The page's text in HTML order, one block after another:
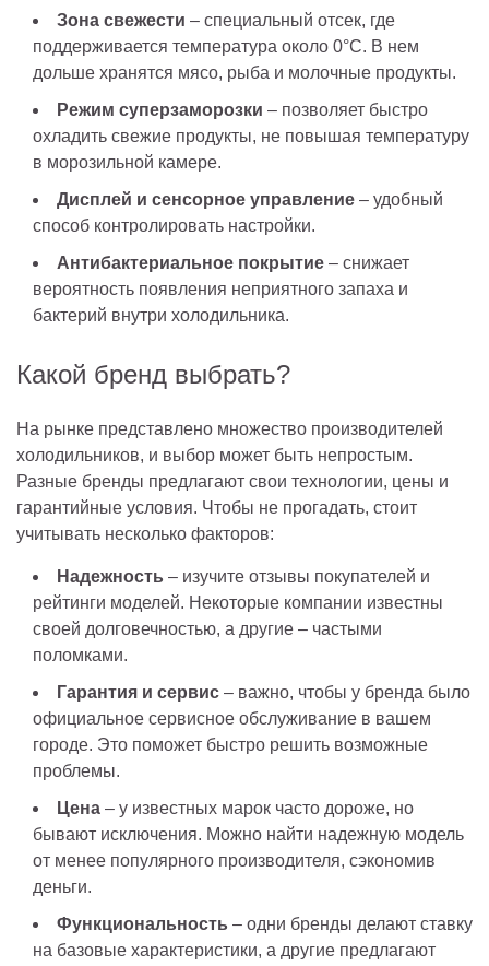
Зона свежести – специальный отсек, где
поддерживается температура около 0°C. В нем
дольше хранятся мясо, рыба и молочные продукты.
Режим суперзаморозки – позволяет быстро
охладить свежие продукты, не повышая температуру
в морозильной камере.
Дисплей и сенсорное управление – удобный
способ контролировать настройки.
Антибактериальное покрытие – снижает
вероятность появления неприятного запаха и
бактерий внутри холодильника.
Какой бренд выбрать?
На рынке представлено множество производителей
холодильников, и выбор может быть непростым.
Разные бренды предлагают свои технологии, цены и
гарантийные условия. Чтобы не прогадать, стоит
учитывать несколько факторов:
Надежность – изучите отзывы покупателей и
рейтинги моделей. Некоторые компании известны
своей долговечностью, а другие – частыми
поломками.
Гарантия и сервис – важно, чтобы у бренда было
официальное сервисное обслуживание в вашем
городе. Это поможет быстро решить возможные
проблемы.
Цена – у известных марок часто дороже, но
бывают исключения. Можно найти надежную модель
от менее популярного производителя, сэкономив
деньги.
Функциональность – одни бренды делают ставку
на базовые характеристики, а другие предлагают